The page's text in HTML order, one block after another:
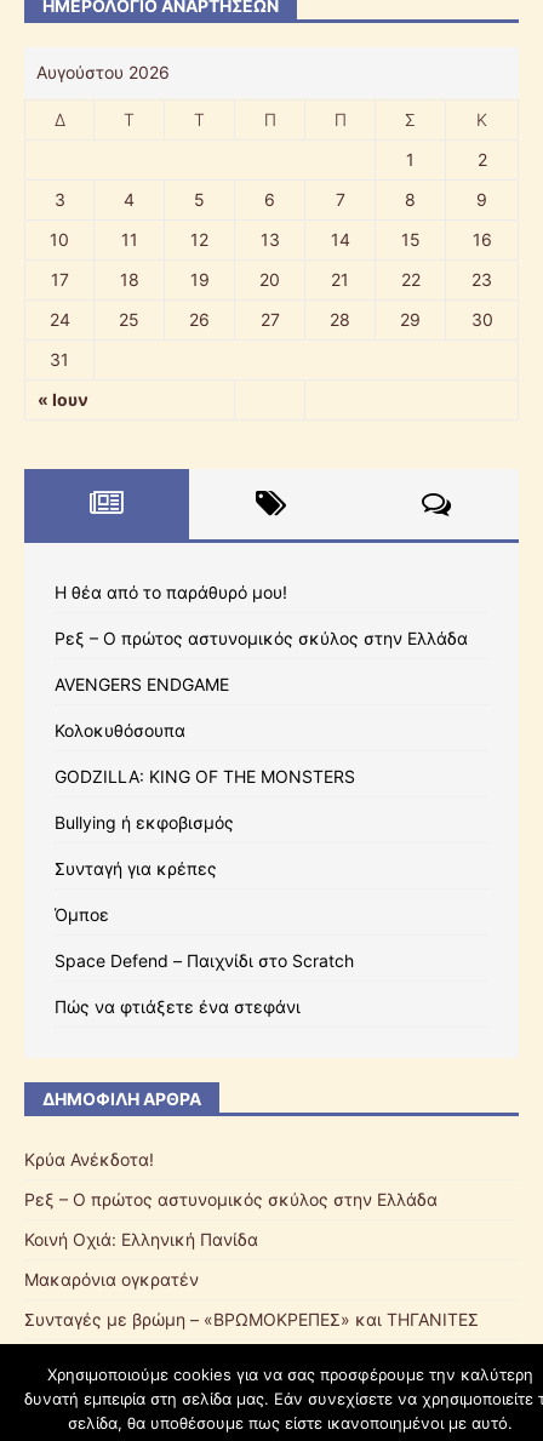
ΗΜΕΡΟΛΌΓΙΟ ΑΝΑΡΤΉΣΕΩΝ
Αυγούστου 2026
Δ Τ Τ Π Π Σ Κ
« Ιουν
1
2
3
4 5 6 7 8
9
10
11 12 13 14 15
16
17
18 19 20 21 22
23
24
25 26 27 28 29
30
31
Η θέα από το παράθυρό μου!
Ρεξ – Ο πρώτος αστυνομικός σκύλος στην Ελλάδα
AVENGERS ENDGAME
Κολοκυθόσουπα
GODZILLA: KING OF THE MONSTERS
Bullying ή εκφοβισμός
Συνταγή για κρέπες
Όμποε
Space Defend – Παιχνίδι στο Scratch
Πώς να φτιάξετε ένα στεφάνι
ΔΗΜΟΦΙΛΉ ΆΡΘΡΑ
Κρύα Ανέκδοτα!
Ρεξ – Ο πρώτος αστυνομικός σκύλος στην Ελλάδα
Κοινή Οχιά: Ελληνική Πανίδα
Μακαρόνια ογκρατέν
Συνταγές με βρώμη – «ΒΡΩΜΟΚΡΕΠΕΣ» και ΤΗΓΑΝΙΤΕΣ
schoolpress.sch.gr
Χρησιμοποιούμε cookies για να σας προσφέρουμε την καλύτερη
δυνατή εμπειρία στη σελίδα μας. Εάν συνεχίσετε να χρησιμοποιείτε
σελίδα, θα υποθέσουμε πως είστε ικανοποιημένοι με αυτό.